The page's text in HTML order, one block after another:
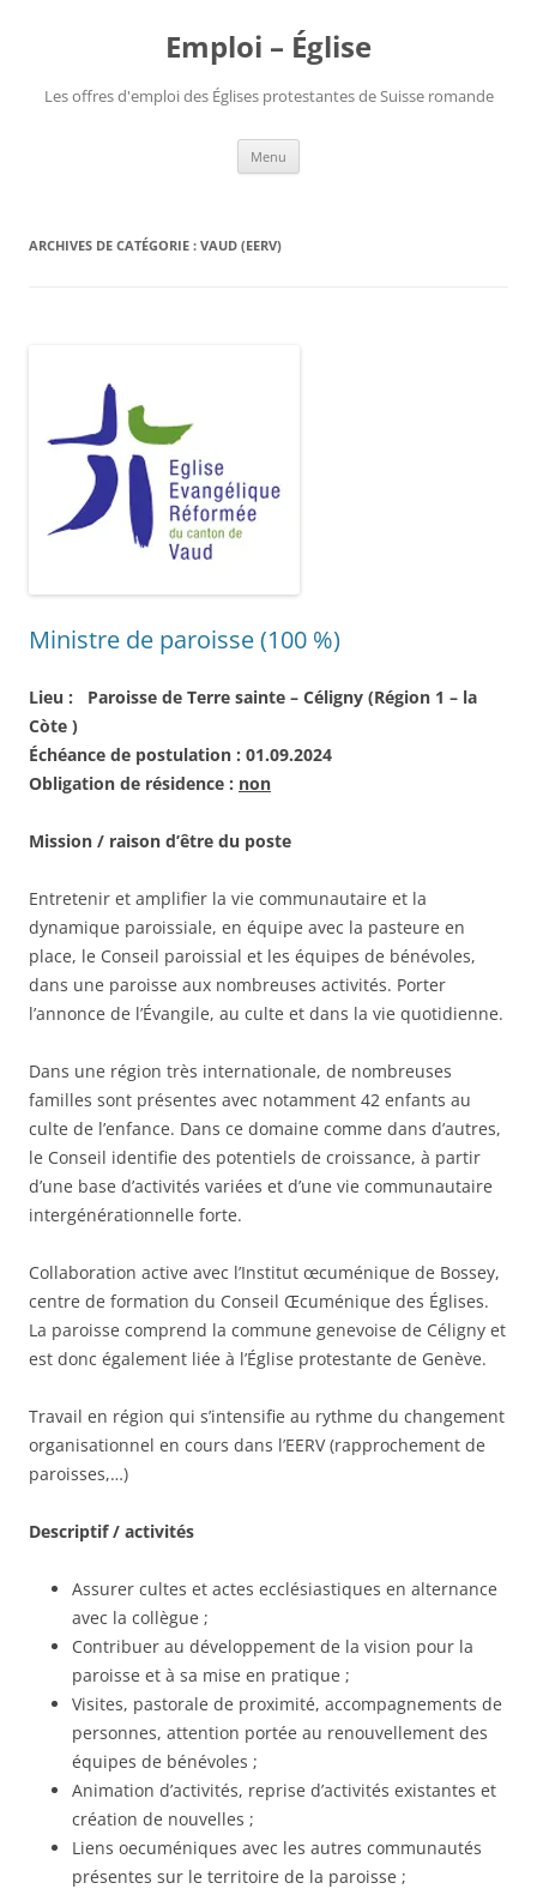
Emploi – Église
Les offres d'emploi des Églises protestantes de Suisse romande
Menu
ARCHIVES DE CATÉGORIE : VAUD (EERV)
Ministre de paroisse (100 %)
Lieu : Paroisse de Terre sainte – Céligny (Région 1 – la
Còte )
Échéance de postulation : 01.09.2024
Obligation de résidence : non
Mission / raison d’être du poste
Entretenir et amplifier la vie communautaire et la
dynamique paroissiale, en équipe avec la pasteure en
place, le Conseil paroissial et les équipes de bénévoles,
dans une paroisse aux nombreuses activités. Porter
l’annonce de l’Évangile, au culte et dans la vie quotidienne.
Dans une région très internationale, de nombreuses
familles sont présentes avec notamment 42 enfants au
culte de l’enfance. Dans ce domaine comme dans d’autres,
le Conseil identifie des potentiels de croissance, à partir
d’une base d’activités variées et d’une vie communautaire
intergénérationnelle forte.
Collaboration active avec l’Institut œcuménique de Bossey,
centre de formation du Conseil Œcuménique des Églises.
La paroisse comprend la commune genevoise de Céligny et
est donc également liée à l’Église protestante de Genève.
Travail en région qui s’intensifie au rythme du changement
organisationnel en cours dans l’EERV (rapprochement de
paroisses,…)
Descriptif / activités
Assurer cultes et actes ecclésiastiques en alternance
avec la collègue ;
Contribuer au développement de la vision pour la
paroisse et à sa mise en pratique ;
Visites, pastorale de proximité, accompagnements de
personnes, attention portée au renouvellement des
équipes de bénévoles ;
Animation d’activités, reprise d’activités existantes et
création de nouvelles ;
Liens oecuméniques avec les autres communautés
présentes sur le territoire de la paroisse ;